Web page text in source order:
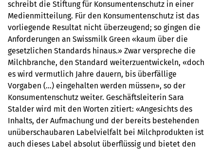
schreibt die Stiftung für Konsumentenschutz in einer
Medienmitteilung. Für den Konsumentenschutz ist das
vorliegende Resultat nicht überzeugend; so gingen die
Anforderungen an Swissmilk Green «kaum über die
gesetzlichen Standards hinaus.» Zwar verspreche die
Milchbranche, den Standard weiterzuentwickeln, «doch
es wird vermutlich Jahre dauern, bis überfällige
Vorgaben (…) eingehalten werden müssen», so der
Konsumentenschutz weiter. Geschäftsleiterin Sara
Stalder wird mit den Worten zitiert: «Angesichts des
Inhalts, der Aufmachung und der bereits bestehenden
unüberschaubaren Labelvielfalt bei Milchprodukten ist
auch dieses Label absolut überflüssig und bietet den